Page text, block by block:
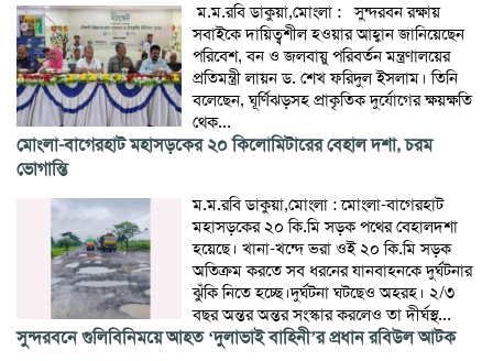
‎ ‎ম.ম.রবি ডাকুয়া,মোংলা : ‎ ‎ ‎সুন্দরবন রক্ষায়
সবাইকে দায়িত্বশীল হওয়ার আহ্বান জানিয়েছেন
পরিবেশ, বন ও জলবায়ু পরিবর্তন মন্ত্রণালয়ের
প্রতিমন্ত্রী লায়ন ড. শেখ ফরিদুল ইসলাম। তিনি
বলেছেন, ঘূর্ণিঝড়সহ প্রাকৃতিক দুর্যোগের ক্ষয়ক্ষতি
থেক...
মোংলা-বাগেরহাট মহাসড়কের ২০ কিলোমিটারের বেহাল দশা, চরম
ভোগান্তি
‎ম.ম.রবি ডাকুয়া,মোংলা : ‎মোংলা-বাগেরহাট
মহাসড়কের ২০ কি.মি সড়ক পথের বেহালদশা
হয়েছে। খানা-খন্দে ভরা ওই ২০ কি.মি সড়ক
অতিক্রম করতে সব ধরনের যানবাহনকে দুর্ঘটনার
ঝুঁকি নিতে হচ্ছে।দুর্ঘটনা ঘটছেও অহরহ। ২/৩
বছর অন্তর অন্তর সংস্কার করলেও তা দীর্ঘস্থ...
সুন্দরবনে গুলিবিনিময়ে আহত ‘দুলাভাই বাহিনী’র প্রধান রবিউল আটক